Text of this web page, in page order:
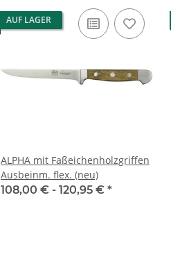
AUF LAGER
ALPHA mit Faßeichenholzgriffen
Ausbeinm. flex. (neu)
108,00 € - 120,95 € *